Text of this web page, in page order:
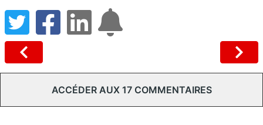
ACCÉDER AUX 17 COMMENTAIRES